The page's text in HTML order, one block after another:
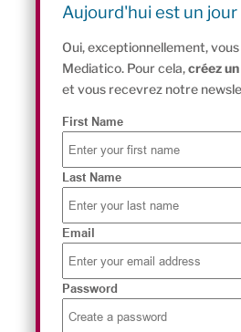
Aujourd'hui est un
Oui, exceptionnellement,
Mediatico. Pour cela,créez
et vous recevrez notre
First Name
Last Name
Email
Password